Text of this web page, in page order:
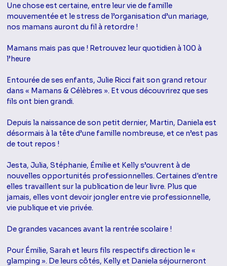
Une chose est certaine, entre leur vie de famille
mouvementée et le stress de l’organisation d’un mariage,
nos mamans auront du fil à retordre !
Mamans mais pas que ! Retrouvez leur quotidien à 100 à
l’heure
Entourée de ses enfants, Julie Ricci fait son grand retour
dans « Mamans & Célèbres ». Et vous découvrirez que ses
fils ont bien grandi.
Depuis la naissance de son petit dernier, Martin, Daniela est
désormais à la tête d’une famille nombreuse, et ce n’est pas
de tout repos !
Jesta, Julia, Stéphanie, Émilie et Kelly s’ouvrent à de
nouvelles opportunités professionnelles. Certaines d'entre
elles travaillent sur la publication de leur livre. Plus que
jamais, elles vont devoir jongler entre vie professionnelle,
vie publique et vie privée.
De grandes vacances avant la rentrée scolaire !
Pour Émilie, Sarah et leurs fils respectifs direction le «
glamping ». De leurs côtés, Kelly et Daniela séjourneront